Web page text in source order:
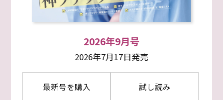
2026年9月号
2026年7月17日発売
最新号を購入 試し読み